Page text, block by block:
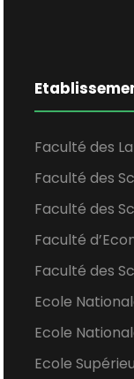
Faculté des
Faculté des
Faculté des
Faculté
Faculté des
Ecole
Ecole
Ecole